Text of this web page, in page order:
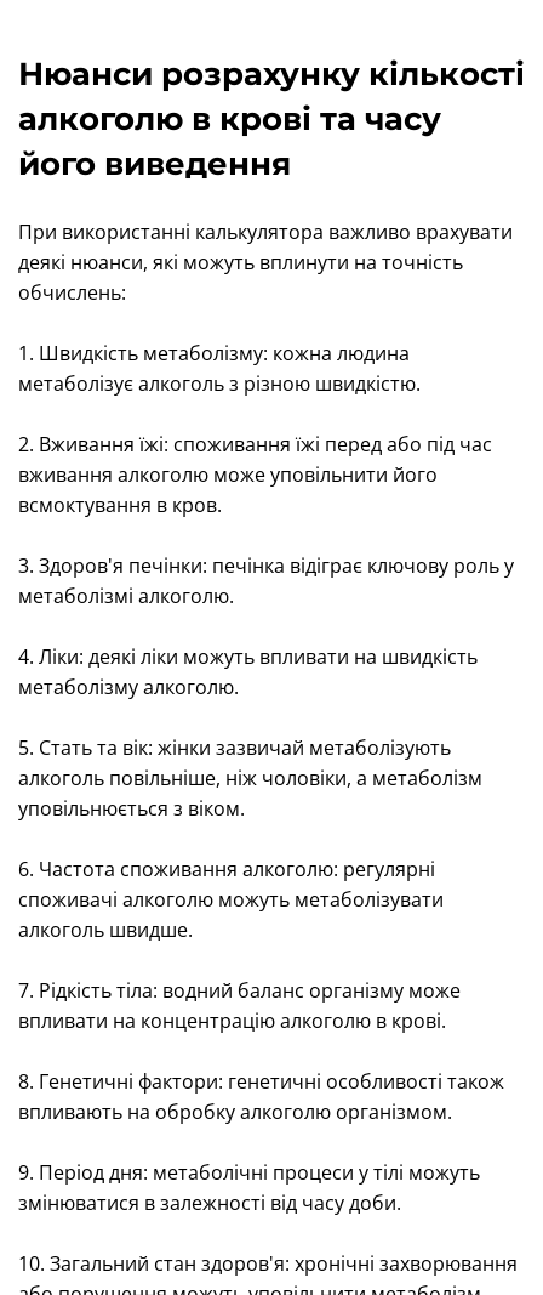
Нюанси розрахунку кількості
алкоголю в крові та часу
його виведення
При використанні калькулятора важливо врахувати
деякі нюанси, які можуть вплинути на точність
обчислень:
1. Швидкість метаболізму: кожна людина
метаболізує алкоголь з різною швидкістю.
2. Вживання їжі: споживання їжі перед або під час
вживання алкоголю може уповільнити його
всмоктування в кров.
3. Здоров'я печінки: печінка відіграє ключову роль у
метаболізмі алкоголю.
4. Ліки: деякі ліки можуть впливати на швидкість
метаболізму алкоголю.
5. Стать та вік: жінки зазвичай метаболізують
алкоголь повільніше, ніж чоловіки, а метаболізм
уповільнюється з віком.
6. Частота споживання алкоголю: регулярні
споживачі алкоголю можуть метаболізувати
алкоголь швидше.
7. Рідкість тіла: водний баланс організму може
впливати на концентрацію алкоголю в крові.
8. Генетичні фактори: генетичні особливості також
впливають на обробку алкоголю організмом.
9. Період дня: метаболічні процеси у тілі можуть
змінюватися в залежності від часу доби.
10. Загальний стан здоров'я: хронічні захворювання